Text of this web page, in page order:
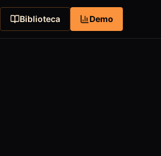
Biblioteca Demo